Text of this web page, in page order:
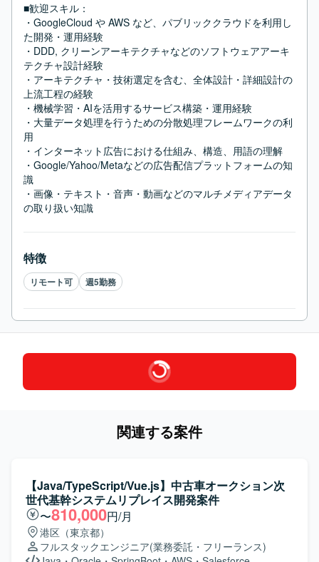
■歓迎スキル：
・GoogleCloud や AWS など、パブリッククラウドを利用し
た開発・運用経験
・DDD, クリーンアーキテクチャなどのソフトウェアアーキ
テクチャ設計経験
・アーキテクチャ・技術選定を含む、全体設計・詳細設計の
上流工程の経験
・機械学習・AIを活用するサービス構築・運用経験
・大量データ処理を行うための分散処理フレームワークの利
用
・インターネット広告における仕組み、構造、用語の理解
・Google/Yahoo/Metaなどの広告配信プラットフォームの知
識
・画像・テキスト・音声・動画などのマルチメディアデータ
の取り扱い知識
特徴
リモート可 週5勤務
関連する案件
【Java/TypeScript/Vue.js】中古車オークション次
世代基幹システムリプレイス開発案件
〜810,000円/月
港区（東京都）
フルスタックエンジニア(業務委託・フリーランス)